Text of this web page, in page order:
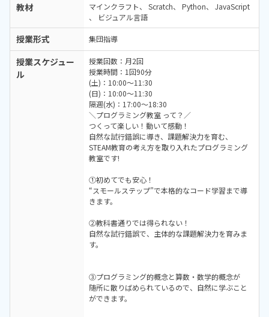
教材 マインクラフト Scratch Python
JavaScript
ビジュアル言語
授業形式 集団指導
授業スケジュー
ル
授業回数：月2回
授業時間：1回90分
(土)：10:00～11:30
(日)：10:00～11:30
隔週(水)：17:00～18:30
＼プログラミング教室 って？／
つくって楽しい！動いて感動！
自然な試行錯誤に導き、課題解決力を育む、
STEAM教育の考え方を取り入れたプログラミング
教室です!
①初めてでも安心！
“スモールステップ”で本格的なコード学習まで導
きます。
②教科書通りでは得られない！
自然な試行錯誤で、主体的な課題解決力を育みま
す。
③プログラミング的概念と算数・数学的概念が
随所に散りばめられているので、自然に学ぶこと
ができます。